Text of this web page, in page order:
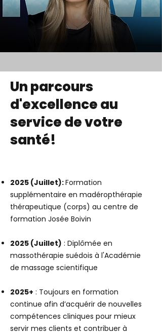
Un parcours
d'excellence au
service de votre
santé!
2025 (Juillet):Formation
supplémentaire en madéropthérapie
thérapeutique (corps) au centre de
formation Josée Boivin
2025 (Juillet) : Diplômée en
massothérapie suédois à l'Académie
de massage scientifique
2025+ : Toujours en formation
continue afin d’acquérir de nouvelles
compétences cliniques pour mieux
servir mes clients et contribuer à